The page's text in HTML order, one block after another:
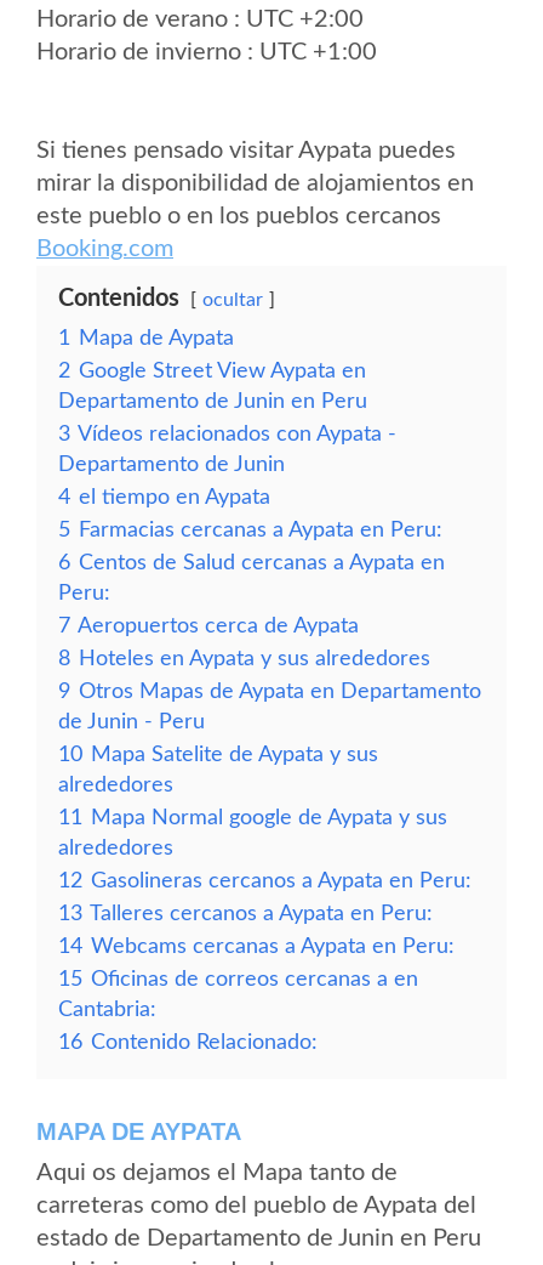
Horario de verano : UTC +2:00
Horario de invierno : UTC +1:00
Si tienes pensado visitar Aypata puedes
mirar la disponibilidad de alojamientos en
este pueblo o en los pueblos cercanos
Booking.com
Contenidos ocultar
1
Mapa de Aypata
2 Google Street View Aypata en
Departamento de Junin en Peru
3 Vídeos relacionados con Aypata -
Departamento de Junin
4 el tiempo en Aypata
5 Farmacias cercanas a Aypata en Peru:
6 Centos de Salud cercanas a Aypata en
Peru:
7 Aeropuertos cerca de Aypata
8 Hoteles en Aypata y sus alrededores
9 Otros Mapas de Aypata en Departamento
de Junin - Peru
10 Mapa Satelite de Aypata y sus
alrededores
11
Mapa Normal google de Aypata y sus
alrededores
12 Gasolineras cercanos a Aypata en Peru:
13 Talleres cercanos a Aypata en Peru:
14 Webcams cercanas a Aypata en Peru:
15 Oficinas de correos cercanas a en
Cantabria:
16 Contenido Relacionado:
MAPA DE AYPATA
Aqui os dejamos el Mapa tanto de
carreteras como del pueblo de Aypata del
estado de Departamento de Junin en Peru